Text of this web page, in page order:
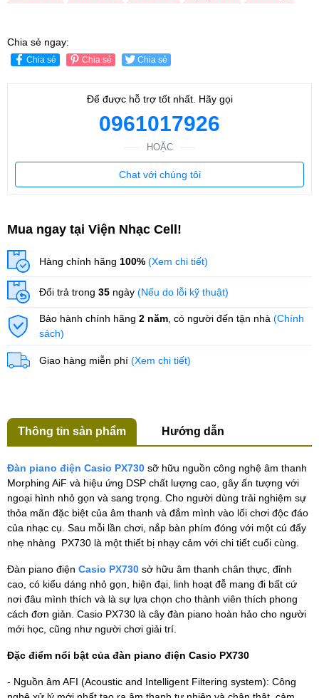
Chia sẻ ngay:
Chia sẻ Chia sẻ Chia sẻ
Để được hỗ trợ tốt nhất. Hãy gọi
0961017926
HOẶC
Chat với chúng tôi
Mua ngay tại Viện Nhạc Cell!
Hàng chính hãng 100% (Xem chi tiết)
Đổi trả trong 35 ngày (Nếu do lỗi kỹ thuật)
Bảo hành chính hãng 2 năm , có người đến tận nhà (Chính
sách)
Giao hàng miễn phí (Xem chi tiết)
Thông tin sản phẩm Hướng dẫn
Đàn piano điện Casio PX730 sỡ hữu nguồn công nghệ âm thanh
Morphing AiF và hiệu ứng DSP chất lượng cao, gây ấn tượng với
ngoại hình nhỏ gọn và sang trọng. Cho người dùng trải nghiệm sự
thỏa mãn đặc biệt của âm thanh và đắm mình vào lối chơi độc đáo
của nhạc cụ. Sau mỗi lần chơi, nắp bàn phím đóng với một cú đẩy
nhẹ nhàng PX730 là một thiết bị nhạy cảm với chi tiết cuối cùng.
Đàn piano điện Casio PX730 sở hữu âm thanh chân thực, đỉnh
cao, có kiểu dáng nhỏ gọn, hiện đại, linh hoạt đễ mang đi bất cứ
nơi đâu mình thích và là sự lựa chọn cho thành viên thích phong
cách đơn giản. Casio PX730 là cây đàn piano hoàn hảo cho người
mới học, cũng như người chơi giải trí.
Đặc điểm nổi bật của đàn piano điện Casio PX730
- Nguồn âm AFI (Acoustic and Intelligent Filtering system): Công